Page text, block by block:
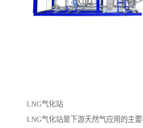
LNG气化站
LNG气化站是下游天然气应用的主